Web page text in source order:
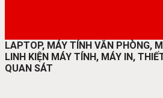
LAPTOP, MÁY TÍNH VĂN PHÒNG,
LINH KIỆN MÁY TÍNH, MÁY IN,
QUAN SÁT